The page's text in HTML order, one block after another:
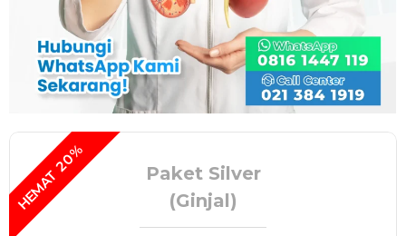
Paket Silver
(Ginjal)